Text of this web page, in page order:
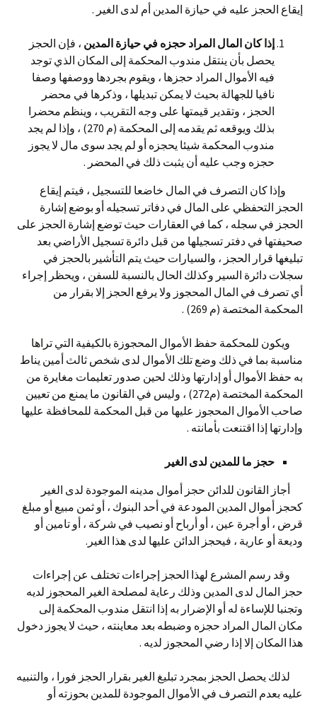
إيقاع الحجز عليه في حيازة المدين أم لدى الغير .
إذا كان المال المراد حجزه في حيازة المدين ، فإن الحجز
يحصل بأن ينتقل مندوب المحكمة إلى المكان الذي توجد
فيه الأموال المراد حجزها ، ويقوم بجردها ووصفها وصفا
نافيا للجهالة بحيث لا يمكن تبديلها ، وذكرها في محضر
الحجز ، وتقدير قيمتها على وجه التقريب ، وينظم محضرا
بذلك ويوقعه ثم يقدمه إلى المحكمة (م 270) ، وإذا لم يجد
مندوب المحكمة شيئا يحجزه أو لم يجد سوى مال لا يجوز
حجزه وجب عليه أن يثبت ذلك في المحضر .
وإذا كان التصرف في المال خاضعا للتسجيل ، فيتم إيقاع
الحجز التحفظي على المال في دفاتر تسجيله أو بوضع إشارة
الحجز في سجله ، كما في العقارات حيث توضع إشارة الحجز على
صحيفتها في دفتر تسجيلها من قبل دائرة تسجيل الأراضي بعد
تبليغها قرار الحجز ، والسيارات حيث يتم التأشير بالحجز في
سجلات دائرة السير وكذلك الحال بالنسبة للسفن ، ويحظر إجراء
أي تصرف في المال المحجوز ولا يرفع الحجز إلا بقرار من
المحكمة المختصة (م 269) .
ويكون للمحكمة حفظ الأموال المحجوزة بالكيفية التي تراها
مناسبة بما في ذلك وضع تلك الأموال لدى شخص ثالث أمين يناط
به حفظ الأموال أو إدارتها وذلك لحين صدور تعليمات مغايرة من
المحكمة المختصة (م272) ، وليس في القانون ما يمنع من تعيين
صاحب الأموال المحجوز عليها من قبل المحكمة للمحافظة عليها
وإدارتها إذا اقتنعت بأمانته .
حجز ما للمدين لدى الغير
أجاز القانون للدائن حجز أموال مدينه الموجودة لدى الغير
كحجز أموال المدين المودعة في أحد البنوك ، أو ثمن مبيع أو مبلغ
قرض ، أو أجرة عين ، أو أرباح أو نصيب في شركة ، أو تامين أو
وديعة أو عارية ، فيحجز الدائن عليها لدى هذا الغير.
وقد رسم المشرع لهذا الحجز إجراءات تختلف عن إجراءات
حجز المال لدى المدين وذلك رعاية لمصلحة الغير المحجوز لديه
وتجنبا للإساءة له أو الإضرار به إذا انتقل مندوب المحكمة إلى
مكان المال المراد حجزه وضبطه بعد معاينته ، حيث لا يجوز دخول
هذا المكان إلا إذا رضي المحجوز لديه .
لذلك يحصل الحجز بمجرد تبليغ الغير بقرار الحجز فورا ، والتنبيه
عليه بعدم التصرف في الأموال الموجودة للمدين بحوزته أو